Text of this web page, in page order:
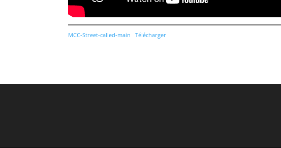
MCC-Street-called-main Télécharger